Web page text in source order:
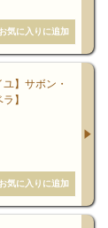
】サボン・
】